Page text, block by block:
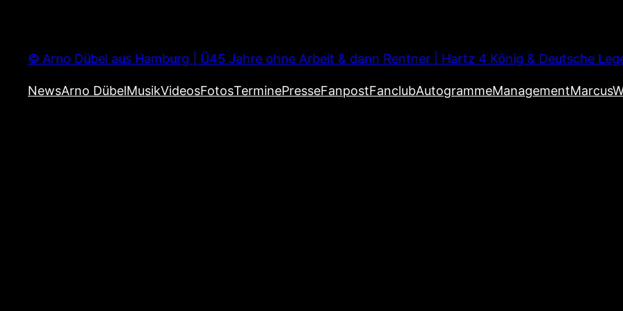
springen
© Arno Dübel aus Hamburg | Ü45 Jahre ohne Arbeit & dann Rentner | Hartz 4 König & Deutsche
NewsArno DübelMusikVideosFotosTerminePresseFanpostFanclubAutogrammeManagement